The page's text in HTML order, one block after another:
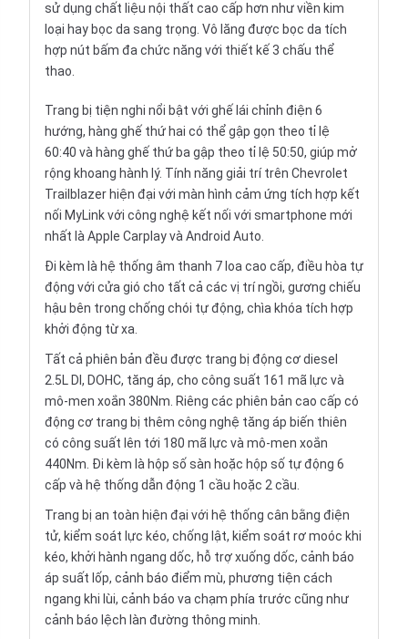
sử dụng chất liệu nội thất cao cấp hơn như viền kim
loại hay bọc da sang trọng. Vô lăng được bọc da tích
hợp nút bấm đa chức năng với thiết kế 3 chấu thể
thao.
Trang bị tiện nghi nổi bật với ghế lái chỉnh điện 6
hướng, hàng ghế thứ hai có thể gập gọn theo tỉ lệ
60:40 và hàng ghế thứ ba gập theo tỉ lệ 50:50, giúp mở
rộng khoang hành lý. Tính năng giải trí trên Chevrolet
Trailblazer hiện đại với màn hình cảm ứng tích hợp kết
nối MyLink với công nghệ kết nối với smartphone mới
nhất là Apple Carplay và Android Auto.
Đi kèm là hệ thống âm thanh 7 loa cao cấp, điều hòa tự
động với cửa gió cho tất cả các vị trí ngồi, gương chiếu
hậu bên trong chống chói tự động, chìa khóa tích hợp
khởi động từ xa.
Tất cả phiên bản đều được trang bị động cơ diesel
2.5L DI, DOHC, tăng áp, cho công suất 161 mã lực và
mô-men xoắn 380Nm. Riêng các phiên bản cao cấp có
động cơ trang bị thêm công nghệ tăng áp biến thiên
có công suất lên tới 180 mã lực và mô-men xoắn
440Nm. Đi kèm là hộp số sàn hoặc hộp số tự động 6
cấp và hệ thống dẫn động 1 cầu hoặc 2 cầu.
Trang bị an toàn hiện đại với hệ thống cân bằng điện
tử, kiểm soát lực kéo, chống lật, kiểm soát rơ moóc khi
kéo, khởi hành ngang dốc, hỗ trợ xuống dốc, cảnh báo
áp suất lốp, cảnh báo điểm mù, phương tiện cách
ngang khi lùi, cảnh báo va chạm phía trước cũng như
cảnh báo lệch làn đường thông minh.